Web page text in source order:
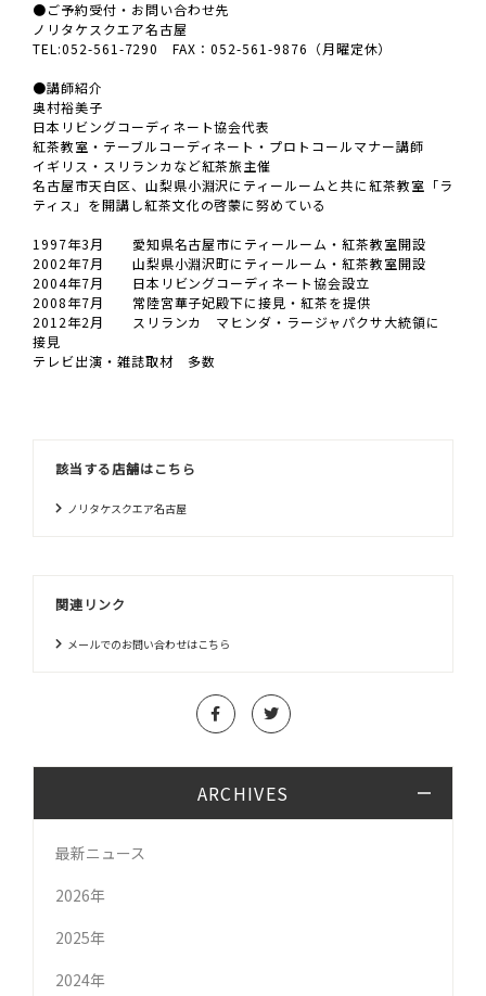
●ご予約受付・お問い合わせ先
ノリタケスクエア名古屋
TEL:052-561-7290 FAX：052-561-9876（月曜定休）
●講師紹介
奥村裕美子
日本リビングコーディネート協会代表
紅茶教室・テーブルコーディネート・プロトコールマナー講師
イギリス・スリランカなど紅茶旅主催
名古屋市天白区、山梨県小淵沢にティールームと共に紅茶教室「ラ
ティス」を開講し紅茶文化の啓蒙に努めている
1997年3月 愛知県名古屋市にティールーム・紅茶教室開設
2002年7月 山梨県小淵沢町にティールーム・紅茶教室開設
2004年7月 日本リビングコーディネート協会設立
2008年7月 常陸宮華子妃殿下に接見・紅茶を提供
2012年2月 スリランカ マヒンダ・ラージャパクサ大統領に
接見
テレビ出演・雑誌取材 多数
該当する店舗はこちら
ノリタケスクエア名古屋
関連リンク
メールでのお問い合わせはこちら
ARCHIVES
最新ニュース
2026年
2025年
2024年